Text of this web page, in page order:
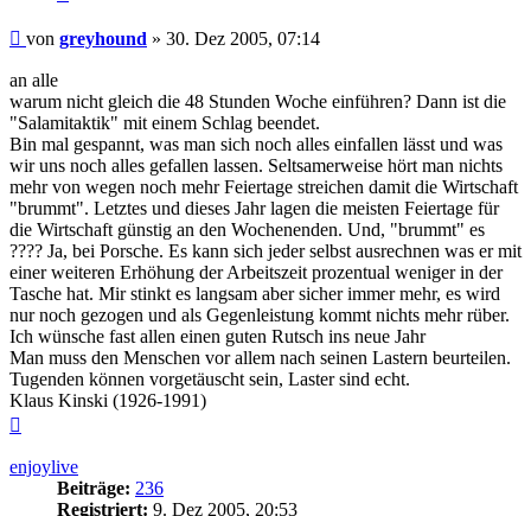
Beitrag
von greyhound » 30. Dez 2005, 07:14
an alle
warum nicht gleich die 48 Stunden Woche einführen? Dann ist die
"Salamitaktik" mit einem Schlag beendet.
Bin mal gespannt, was man sich noch alles einfallen lässt und was
wir uns noch alles gefallen lassen. Seltsamerweise hört man nichts
mehr von wegen noch mehr Feiertage streichen damit die Wirtschaft
"brummt". Letztes und dieses Jahr lagen die meisten Feiertage für
die Wirtschaft günstig an den Wochenenden. Und, "brummt" es
???? Ja, bei Porsche. Es kann sich jeder selbst ausrechnen was er mit
einer weiteren Erhöhung der Arbeitszeit prozentual weniger in der
Tasche hat. Mir stinkt es langsam aber sicher immer mehr, es wird
nur noch gezogen und als Gegenleistung kommt nichts mehr rüber.
Ich wünsche fast allen einen guten Rutsch ins neue Jahr
Man muss den Menschen vor allem nach seinen Lastern beurteilen.
Tugenden können vorgetäuscht sein, Laster sind echt.
Klaus Kinski (1926-1991)
enjoylive
Beiträge: 236
Registriert: 9. Dez 2005, 20:53